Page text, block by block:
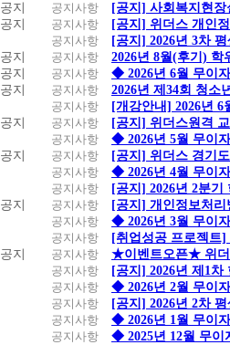
공지
공지사항
[공지] 사회복지현
공지
공지사항
[공지] 위더스 개인
공지사항
[공지] 2026년 3차
공지
공지사항
2026년 8월(후기) 학
공지
공지사항
◆ 2026년 6월 무이
공지
공지사항
2026년 제34회 청소
공지사항
[개강안내] 2026년 6
공지
공지사항
[공지] 위더스원격
공지사항
◆ 2026년 5월 무이
공지
공지사항
[공지] 위더스 경기
공지사항
◆ 2026년 4월 무이
공지사항
[공지] 2026년 2분기
공지
공지사항
[공지] 개인정보처리
공지사항
◆ 2026년 3월 무이
공지사항
[취업성공 프로젝트
공지
공지사항
★이벤트오픈★ 위더
공지사항
[공지] 2026년 제1
공지사항
◆ 2026년 2월 무이
공지사항
[공지] 2026년 2차
공지사항
◆ 2026년 1월 무이
공지사항
◆ 2025년 12월 무